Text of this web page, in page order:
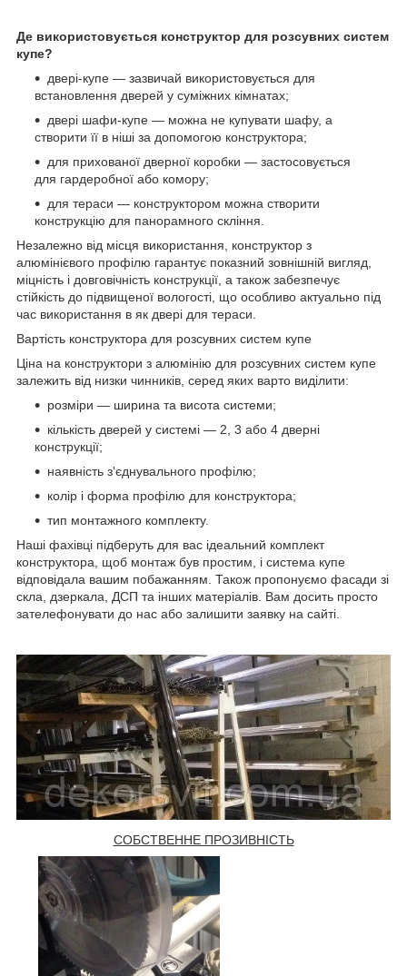
Де використовується конструктор для розсувних систем
купе?
двері-купе — зазвичай використовується для
встановлення дверей у суміжних кімнатах;
двері шафи-купе — можна не купувати шафу, а
створити її в ніші за допомогою конструктора;
для прихованої дверної коробки — застосовується
для гардеробної або комору;
для тераси — конструктором можна створити
конструкцію для панорамного скління.
Незалежно від місця використання, конструктор з
алюмінієвого профілю гарантує показний зовнішній вигляд,
міцність і довговічність конструкції, а також забезпечує
стійкість до підвищеної вологості, що особливо актуально під
час використання в як двері для тераси.
Вартість конструктора для розсувних систем купе
Ціна на конструктори з алюмінію для розсувних систем купе
залежить від низки чинників, серед яких варто виділити:
розміри — ширина та висота системи;
кількість дверей у системі — 2, 3 або 4 дверні
конструкції;
наявність з'єднувального профілю;
колір і форма профілю для конструктора;
тип монтажного комплекту.
Наші фахівці підберуть для вас ідеальний комплект
конструктора, щоб монтаж був простим, і система купе
відповідала вашим побажанням. Також пропонуємо фасади зі
скла, дзеркала, ДСП та інших матеріалів. Вам досить просто
зателефонувати до нас або залишити заявку на сайті.
СОБСТВЕННЕ ПРОЗИВНІСТЬ